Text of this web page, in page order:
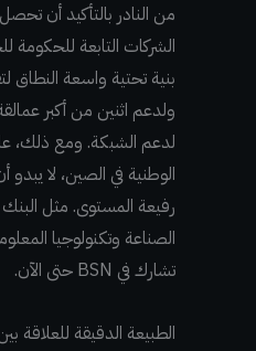
من النادر بالتأكيد أن
الشركات التابعة للحكومة
بنية تحتية واسعة النطاق
ولدعم اثنين من أكبر
لدعم الشبكة. ومع ذلك،
الوطنية في الصين، لا يبدو
رفيعة المستوى. مثل البنك
تشارك في BSN حتى الآن.
الطبيعة الدقيقة للعلاقة